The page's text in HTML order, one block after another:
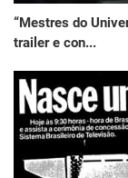
“Mestres do
trailer e con...